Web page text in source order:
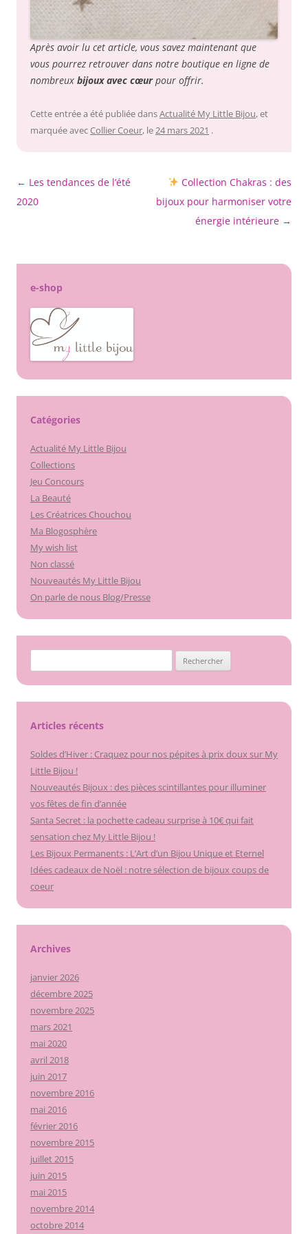
Après avoir lu cet article, vous savez maintenant que
vous pourrez retrouver dans notre boutique en ligne de
nombreux bijoux avec cœurpour offrir.
Cette entrée a été publiée dansActualité My Little Bijou, et
marquée avecCollier Coeur, le24 mars 2021 .
Navigation
des
← Les tendances de l’été
2020
Collection Chakras : des
bijoux pour harmoniser votre
énergie intérieure →
e-shop
Catégories
Actualité My Little Bijou
Collections
Jeu Concours
La Beauté
Les Créatrices Chouchou
Ma Blogosphère
My wish list
Non classé
Nouveautés My Little Bijou
On parle de nous Blog/Presse
Articles récents
Soldes d’Hiver : Craquez pour nos pépites à prix doux sur My
Little Bijou !
Nouveautés Bijoux : des pièces scintillantes pour illuminer
vos fêtes de fin d’année
Santa Secret : la pochette cadeau surprise à 10€ qui fait
sensation chez My Little Bijou !
Les Bijoux Permanents : L’Art d’un Bijou Unique et Eternel
Idées cadeaux de Noël : notre sélection de bijoux coups de
coeur
Archives
janvier 2026
décembre 2025
novembre 2025
mars 2021
mai 2020
avril 2018
juin 2017
novembre 2016
mai 2016
février 2016
novembre 2015
juillet 2015
juin 2015
mai 2015
novembre 2014
octobre 2014